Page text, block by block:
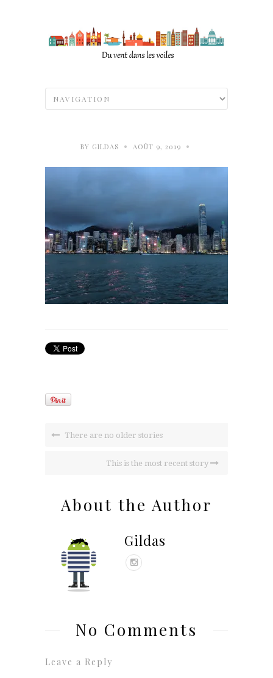
BY GILDAS • AOÛT 9, 2019 •
There are no older stories
This is the most recent story
About the Author
Gildas
No Comments
Leave a Reply